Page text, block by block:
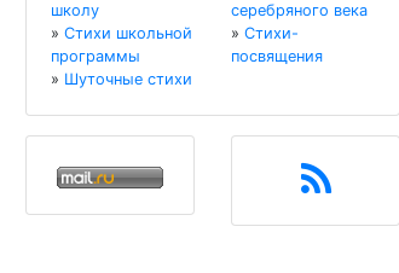
школу
серебряного века
» Стихи школьной
программы
» Стихи-
посвящения
» Шуточные стихи